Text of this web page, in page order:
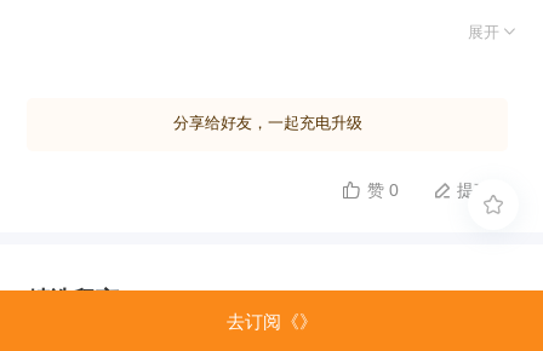
时间后返回成功；若键存在但值不匹配，说明锁被他人
的 lock 方法，引入 RetryStrategy 接口控制重试间隔
锁释放后重试成功等场景。需注意 Redis、Lua 与 Go
展开 
分享给好友，一起充电升级
 赞 0  提建议
精选留言
去订阅《》
